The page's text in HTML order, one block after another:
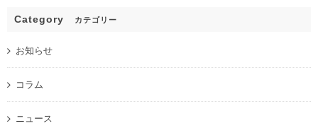
Category カテゴリー
お知らせ
コラム
ニュース